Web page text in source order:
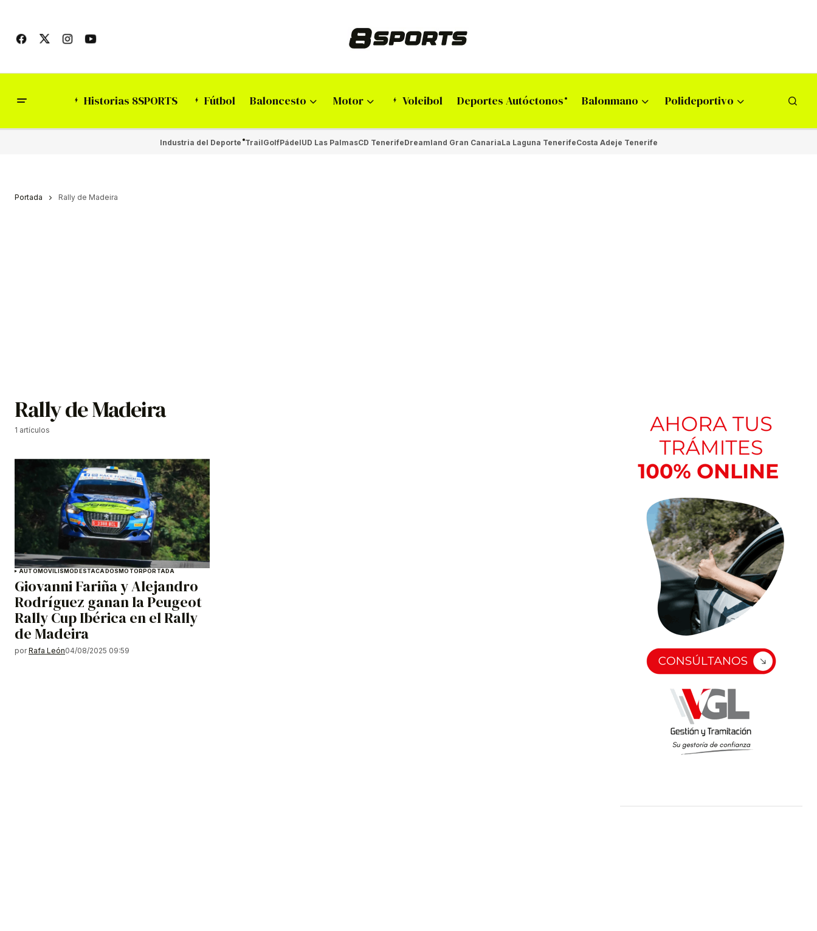
Historias 8SPORTS Fútbol Baloncesto Motor Voleibol Deportes Autóctonos Balonmano Polideportivo
Industria del Deporte TrailGolfPádelUD Las PalmasCD TenerifeDreamland Gran CanariaLa Laguna TenerifeCosta Adeje Tenerife
Portada Rally de Madeira
Rally de Madeira
1 artículos
AUTOMOVILISMODESTACADOSMOTORPORTADA
Giovanni Fariña y Alejandro
Rodríguez ganan la Peugeot
Rally Cup Ibérica en el Rally
de Madeira
por Rafa León04/08/2025 09:59